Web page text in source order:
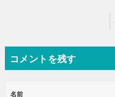
ビ
コメントを残す
名前